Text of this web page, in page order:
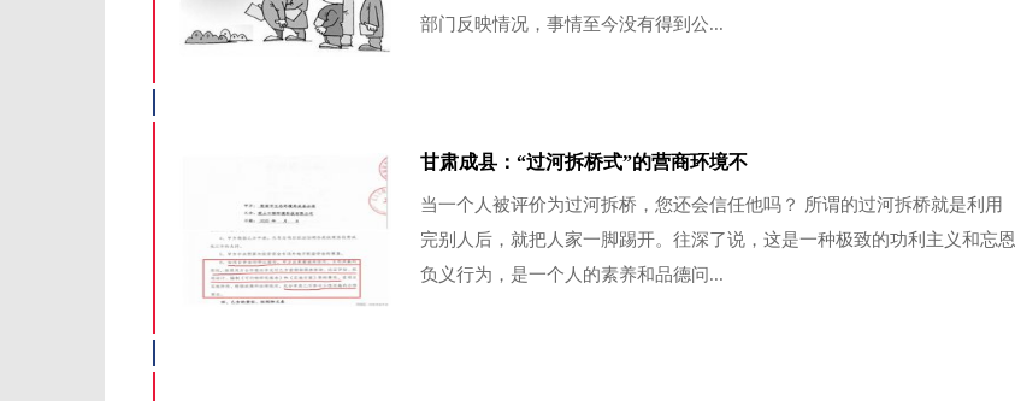
部门反映情况，事情至今没有得到公...
甘肃成县：“过河拆桥式”的营商环境不
当一个人被评价为过河拆桥，您还会信任他吗？ 所谓的过河拆桥就是利用
完别人后，就把人家一脚踢开。往深了说，这是一种极致的功利主义和忘恩
负义行为，是一个人的素养和品德问...